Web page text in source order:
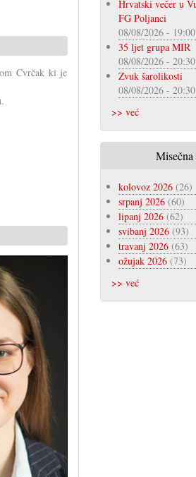
Cvrčak ki je
Hrvatski večer u
FG Poljanci
08/08/2026 - 19:00
35 ljet grupa MIR
08/08/2026 - 20:30
Zvuk šarolikosti
08/08/2026 - 20:30
>> već
Misečna
kolovoz 2026(26)
srpanj 2026(60)
lipanj 2026(62)
svibanj 2026(93)
travanj 2026(63)
ožujak 2026(73)
>> već